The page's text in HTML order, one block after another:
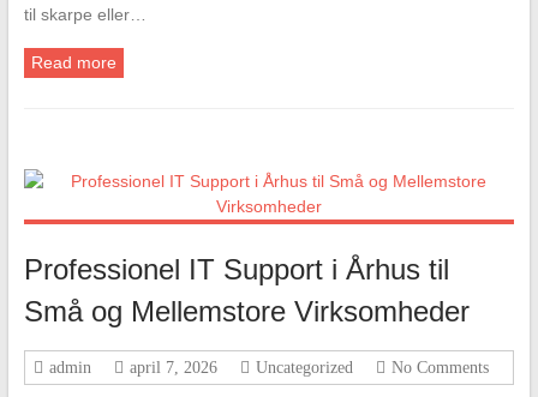
til skarpe eller…
Read more
Professionel IT Support i Århus til
Små og Mellemstore Virksomheder
admin april 7, 2026 Uncategorized No Comments